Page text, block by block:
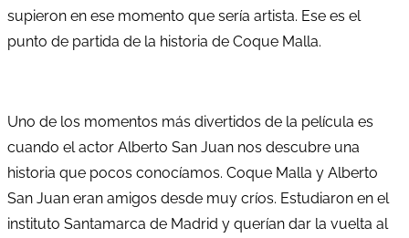
supieron en ese momento que sería artista. Ese es el
punto de partida de la historia de Coque Malla.
Uno de los momentos más divertidos de la película es
cuando el actor Alberto San Juan nos descubre una
historia que pocos conocíamos. Coque Malla y Alberto
San Juan eran amigos desde muy críos. Estudiaron en el
instituto Santamarca de Madrid y querían dar la vuelta al